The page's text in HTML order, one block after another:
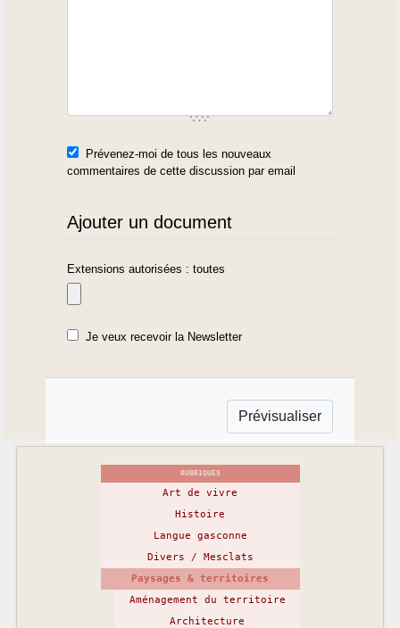
Prévenez-moi de tous les nouveaux
commentaires de cette discussion par email
Ajouter un document
Extensions autorisées : toutes
Je veux recevoir la Newsletter
RUBRIQUES
Art de vivre
Histoire
Langue gasconne
Divers / Mesclats
Paysages & territoires
Aménagement du territoire
Architecture